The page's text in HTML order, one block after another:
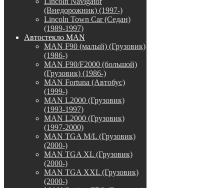
(Внедорожник) (1997-)
Lincoln Town Car (Седан)
(1989-1997)
Автостекло MAN
MAN F90 (малый) (Грузовик)
(1986-)
MAN F90/F2000 (большой)
(Грузовик) (1986-)
MAN Fortuna (Автобус)
(1999-)
MAN L2000 (Грузовик)
(1993-1997)
MAN L2000 (Грузовик)
(1997-2000)
MAN TGA M/L (Грузовик)
(2000-)
MAN TGA XL (Грузовик)
(2000-)
MAN TGA XXL (Грузовик)
(2000-)